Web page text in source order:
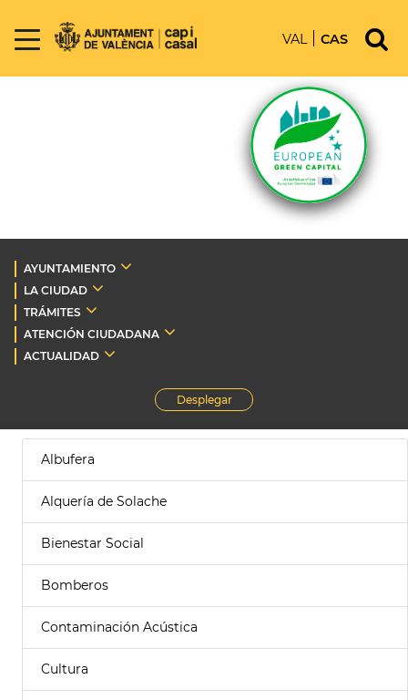
VAL CAS
AYUNTAMIENTO
LA CIUDAD
TRÁMITES
ATENCIÓN CIUDADANA
ACTUALIDAD
Desplegar
Albufera
Alquería de Solache
Bienestar Social
Bomberos
Contaminación Acústica
Cultura